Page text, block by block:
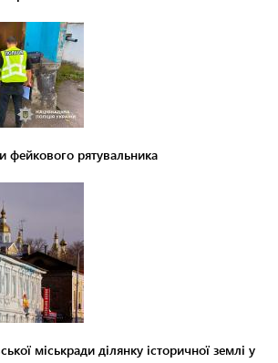
фейкового рятувальника
міськради ділянку історичної землі у